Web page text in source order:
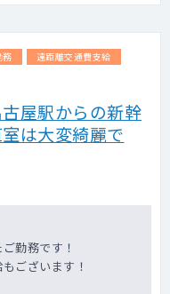
務
遠距離交通費支給
屋駅からの新幹
は大変綺麗で
勤務です！
ございます！